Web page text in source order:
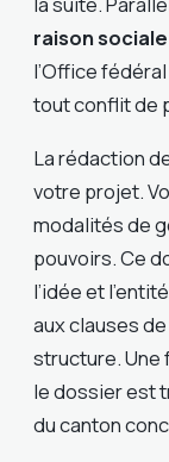
raison sociale
l’Office
tout conflit de
La rédaction
votre projet.
modalités de
pouvoirs. Ce
l’idée et
aux clauses
structure. Une
le dossier est
du canton